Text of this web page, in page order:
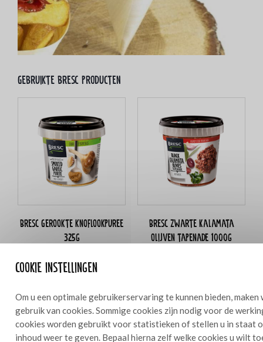
Cookie instellingen
Om u een optimale gebruikerservaring te kunnen bieden,
gebruik van cookies. Sommige cookies zijn nodig voor de
cookies worden gebruikt voor statistieken of stellen u in staat
inhoud weer te geven. Bepaal hierna zelf welke cookies u wilt
Gebruikte bresc producten
Bresc Gerookte knoflookpuree
325g
Bresc Zwarte Kalamata
olijven tapenade 1000g
Ingrediënten 1
55 g friet